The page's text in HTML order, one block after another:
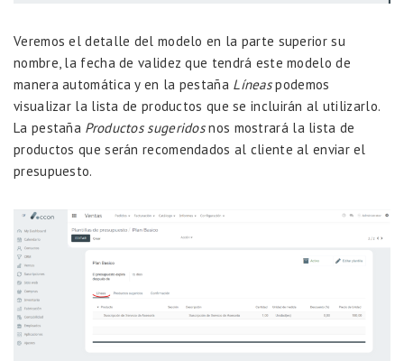
Veremos el detalle del modelo en la parte superior su
nombre, la fecha de validez que tendrá este modelo de
manera automática y en la pestaña Líneaspodemos
visualizar la lista de productos que se incluirán al utilizarlo.
La pestaña Productos sugeridosnos mostrará la lista de
productos que serán recomendados al cliente al enviar el
presupuesto.